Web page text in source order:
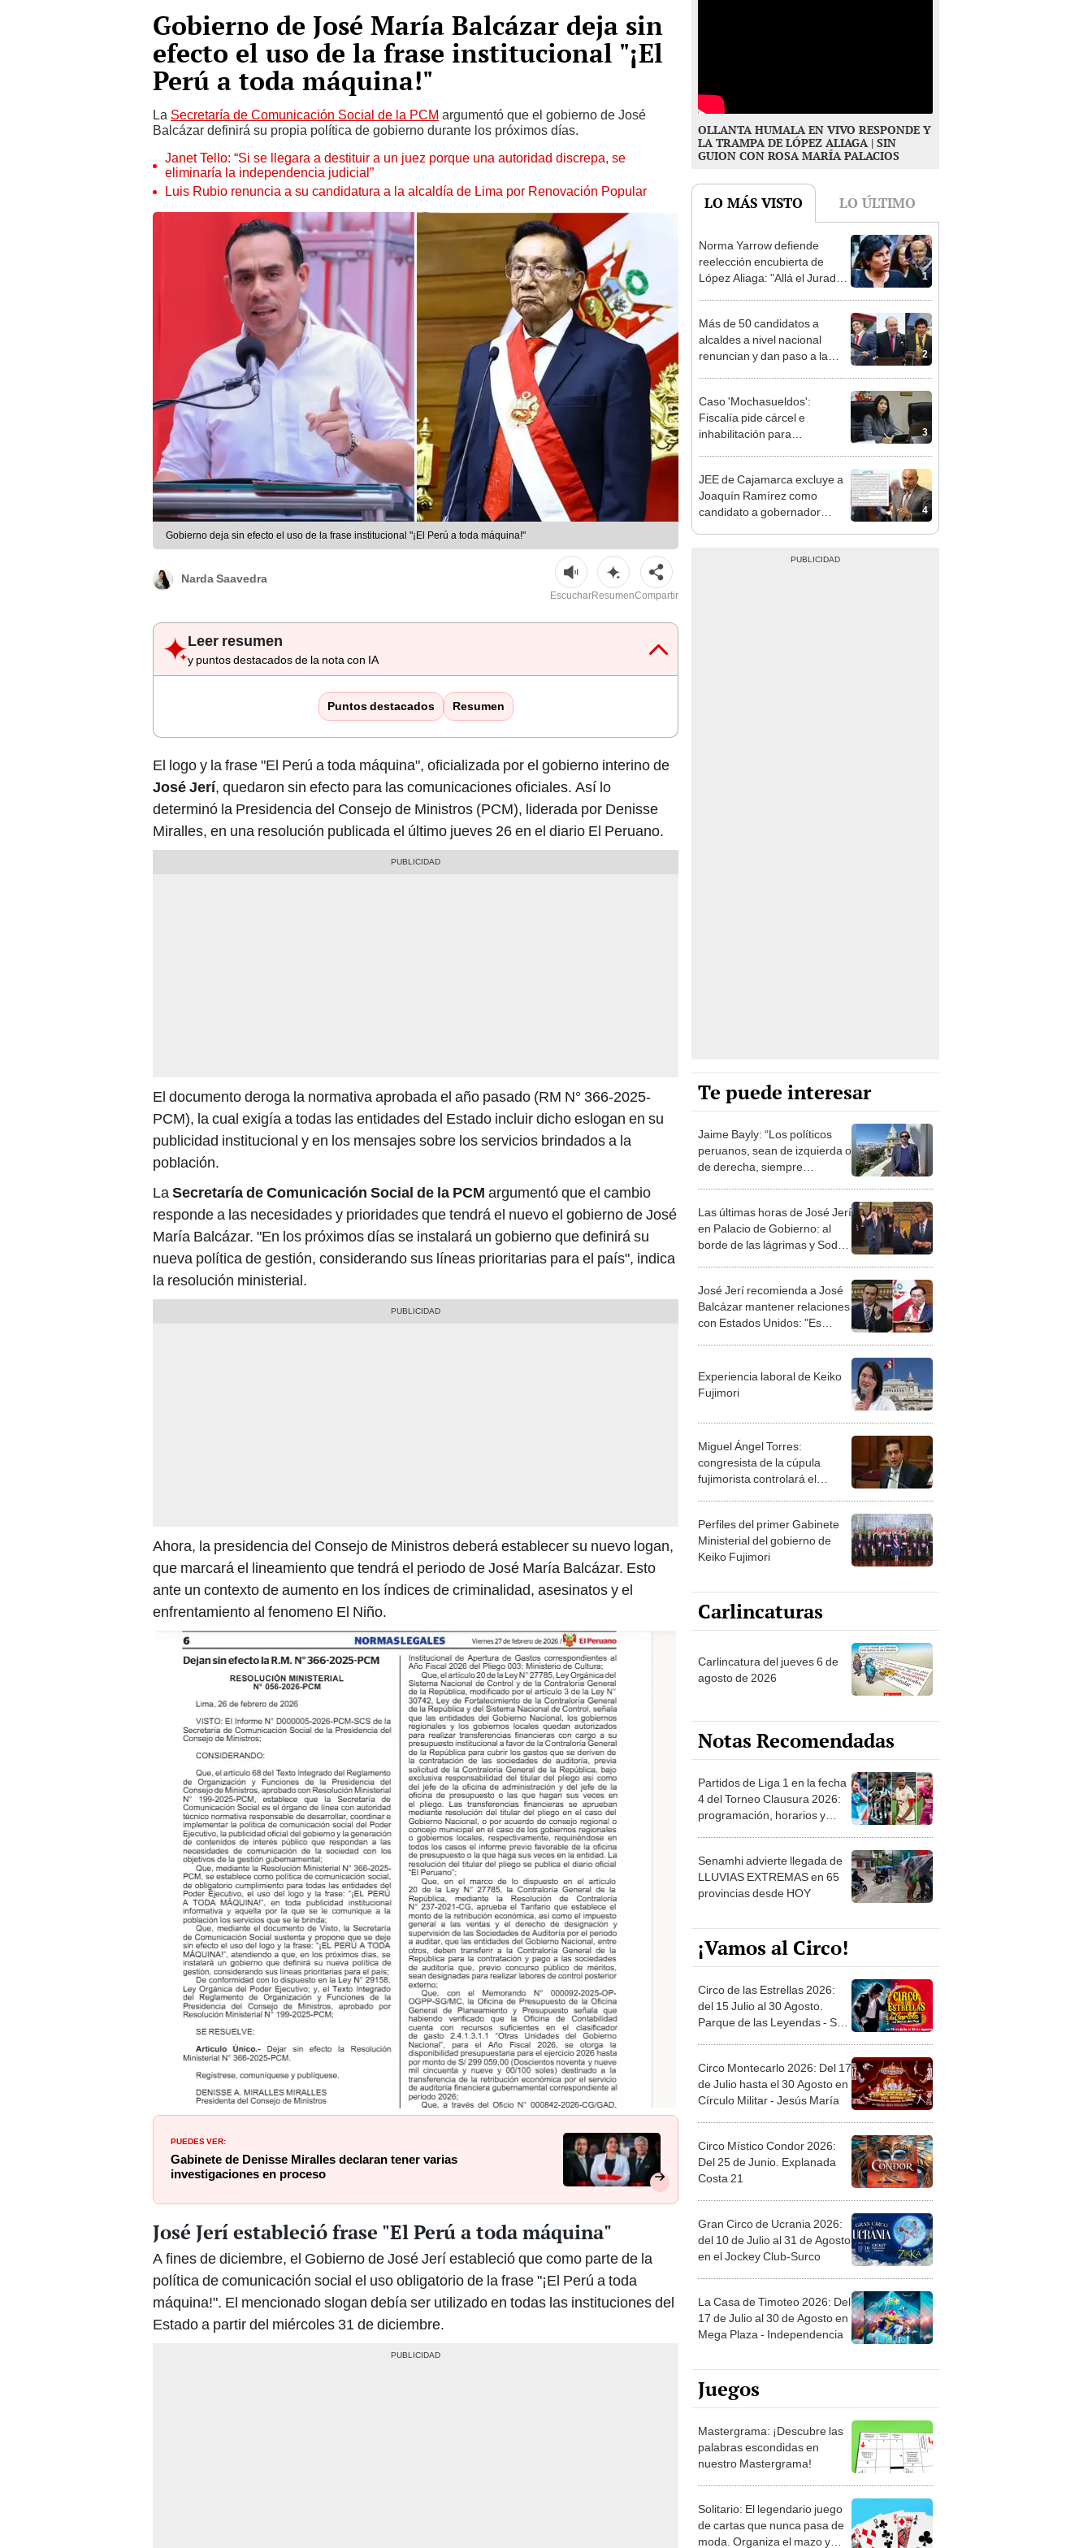
Gobierno de José María Balcázar deja sin
efecto el uso de la frase institucional "¡El
Perú a toda máquina!"
La Secretaría de Comunicación Social de la PCM argumentó que el gobierno de José
Balcázar definirá su propia política de gobierno durante los próximos días.
Janet Tello: “Si se llegara a destituir a un juez porque una autoridad discrepa, se
eliminaría la independencia judicial”
Luis Rubio renuncia a su candidatura a la alcaldía de Lima por Renovación Popular
Gobierno deja sin efecto el uso de la frase institucional "¡El Perú a toda máquina!"
Narda Saavedra
EscucharResumenCompartir
Leer resumen
y puntos destacados de la nota con IA
Puntos destacados Resumen
El logo y la frase "El Perú a toda máquina", oficializada por el gobierno interino de
José Jerí, quedaron sin efecto para las comunicaciones oficiales. Así lo
determinó la Presidencia del Consejo de Ministros (PCM), liderada por Denisse
Miralles, en una resolución publicada el último jueves 26 en el diario El Peruano.
El documento deroga la normativa aprobada el año pasado (RM N° 366-2025-
PCM), la cual exigía a todas las entidades del Estado incluir dicho eslogan en su
publicidad institucional y en los mensajes sobre los servicios brindados a la
población.
LaSecretaría de Comunicación Social de la PCM argumentó que el cambio
responde a las necesidades y prioridades que tendrá el nuevo el gobierno de José
María Balcázar. "En los próximos días se instalará un gobierno que definirá su
nueva política de gestión, considerando sus líneas prioritarias para el país", indica
la resolución ministerial.
Ahora, la presidencia del Consejo de Ministros deberá establecer su nuevo logan,
que marcará el lineamiento que tendrá el periodo de José María Balcázar. Esto
ante un contexto de aumento en los índices de criminalidad, asesinatos y el
enfrentamiento al fenomeno El Niño.
PUEDES VER:
Gabinete de Denisse Miralles declaran tener varias
investigaciones en proceso
José Jerí estableció frase "El Perú a toda máquina"
A fines de diciembre, el Gobierno de José Jerí estableció que como parte de la
política de comunicación social el uso obligatorio de la frase "¡El Perú a toda
máquina!". El mencionado slogan debía ser utilizado en todas las instituciones del
Estado a partir del miércoles 31 de diciembre.
OLLANTA HUMALA EN VIVO RESPONDE Y
LA TRAMPA DE LÓPEZ ALIAGA | SIN
GUION CON ROSA MARÍA PALACIOS
LO MÁS VISTO LO ÚLTIMO
1
Norma Yarrow defiende
reelección encubierta de
López Aliaga: "Allá el Jurado
2
Más de 50 candidatos a
alcaldes a nivel nacional
renuncian y dan paso a la
3
Caso 'Mochasueldos':
Fiscalía pide cárcel e
inhabilitación para
4
JEE de Cajamarca excluye a
Joaquín Ramírez como
candidato a gobernador
Te puede interesar
Jaime Bayly: “Los políticos
peruanos, sean de izquierda o
de derecha, siempre
Las últimas horas de José Jerí
en Palacio de Gobierno: al
borde de las lágrimas y Soda
José Jerí recomienda a José
Balcázar mantener relaciones
con Estados Unidos: "Es
Experiencia laboral de Keiko
Fujimori
Miguel Ángel Torres:
congresista de la cúpula
fujimorista controlará el
Perfiles del primer Gabinete
Ministerial del gobierno de
Keiko Fujimori
Carlincaturas
Carlincatura del jueves 6 de
agosto de 2026
Notas Recomendadas
Partidos de Liga 1 en la fecha
4 del Torneo Clausura 2026:
programación, horarios y
Senamhi advierte llegada de
LLUVIAS EXTREMAS en 65
provincias desde HOY
¡Vamos al Circo!
Circo de las Estrellas 2026:
del 15 Julio al 30 Agosto.
Parque de las Leyendas - San
Circo Montecarlo 2026: Del 17
de Julio hasta el 30 Agosto en
Círculo Militar - Jesús María
Circo Místico Condor 2026:
Del 25 de Junio. Explanada
Costa 21
Gran Circo de Ucrania 2026:
del 10 de Julio al 31 de Agosto
en el Jockey Club-Surco
La Casa de Timoteo 2026: Del
17 de Julio al 30 de Agosto en
Mega Plaza - Independencia
Juegos
Mastergrama: ¡Descubre las
palabras escondidas en
nuestro Mastergrama!
Solitario: El legendario juego
de cartas que nunca pasa de
moda. Organiza el mazo y